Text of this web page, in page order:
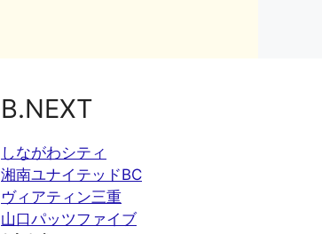
B.NEXT
しながわシティ
湘南ユナイテッドBC
ヴィアティン三重
山口パッツファイブ